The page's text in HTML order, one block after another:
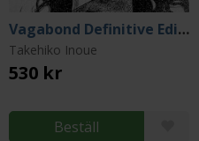
Vagabond Definitive Edition, Vol. 5
Takehiko Inoue
530 kr
Beställ